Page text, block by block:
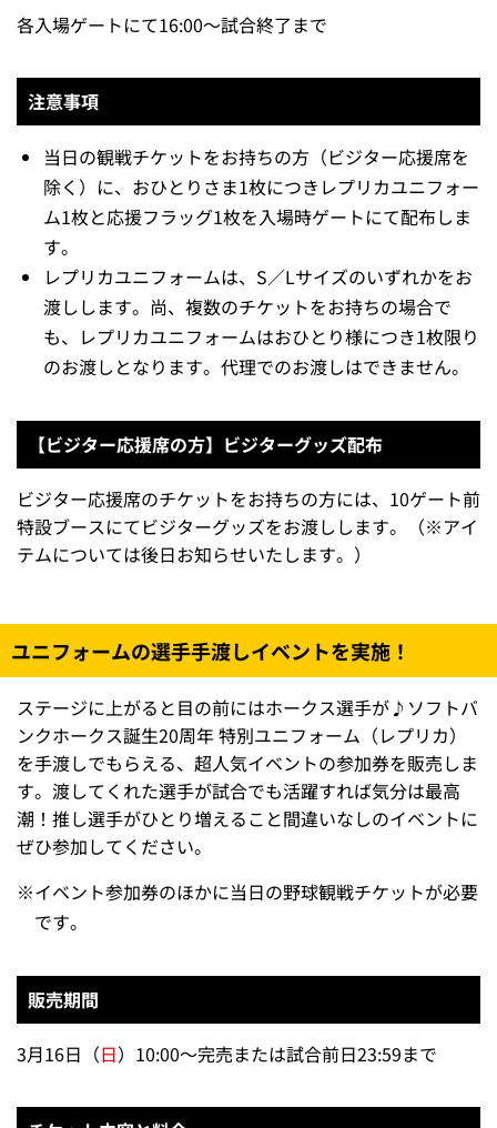
各入場ゲートにて16:00～試合終了まで
注意事項
当日の観戦チケットをお持ちの方（ビジター応援席を
除く）に、おひとりさま1枚につきレプリカユニフォー
ム1枚と応援フラッグ1枚を入場時ゲートにて配布しま
す。
レプリカユニフォームは、S／Lサイズのいずれかをお
渡しします。尚、複数のチケットをお持ちの場合で
も、レプリカユニフォームはおひとり様につき1枚限り
のお渡しとなります。代理でのお渡しはできません。
【ビジター応援席の方】ビジターグッズ配布
ビジター応援席のチケットをお持ちの方には、10ゲート前
特設ブースにてビジターグッズをお渡しします。（※アイ
テムについては後日お知らせいたします。）
ユニフォームの選手手渡しイベントを実施！
ステージに上がると目の前にはホークス選手が♪ソフトバ
ンクホークス誕生20周年 特別ユニフォーム（レプリカ）
を手渡しでもらえる、超人気イベントの参加券を販売しま
す。渡してくれた選手が試合でも活躍すれば気分は最高
潮！推し選手がひとり増えること間違いなしのイベントに
ぜひ参加してください。
※イベント参加券のほかに当日の野球観戦チケットが必要
です。
販売期間
3月16日（日）10:00～完売または試合前日23:59まで